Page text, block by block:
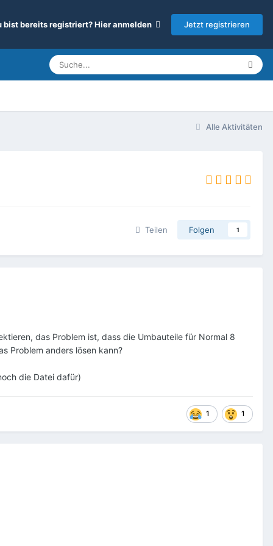
bist bereits registriert? Hier anmelden Jetzt registrieren
Alle Aktivitäten
Teilen Folgen 1
das Problem ist, dass die Umbauteile für Normal 8
Problem anders lösen kann?
die Datei dafür)
1 1